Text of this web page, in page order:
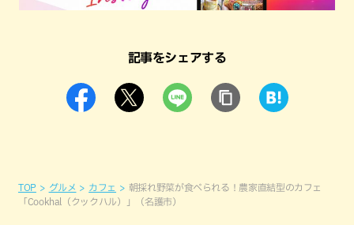
記事をシェアする
TOP グルメ カフェ
朝採れ野菜が食べられる！農家直結型のカフェ
「Cookhal（クックハル）」（名護市）